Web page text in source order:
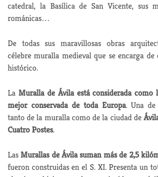
catedral, la Basílica de San Vicente, sus
románicas…
De todas sus maravillosas obras
célebre muralla medieval que se encarga
histórico.
La Muralla de Ávila está considerada como
mejor conservada de toda Europa. Una de
tanto de la muralla como de la ciudad de
Cuatro Postes.
LasMurallas de Ávila suman más de 2,5
fueron construidas en el S. XI. Presenta un